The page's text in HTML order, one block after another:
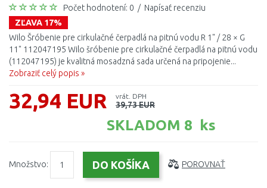
Počet hodnotení: 0 / Napísať recenziu
ZĽAVA 17%
Wilo Šróbenie pre cirkulačné čerpadlá na pitnú vodu R 1" / 28 × G
11" 112047195 Wilo šróbenie pre cirkulačné čerpadlá na pitnú vodu
(112047195) je kvalitná mosadzná sada určená na pripojenie...
Zobraziť celý popis »
32,94 EUR vrát. DPH
39,73 EUR
SKLADOM 8 ks
Množstvo: POROVNAŤ